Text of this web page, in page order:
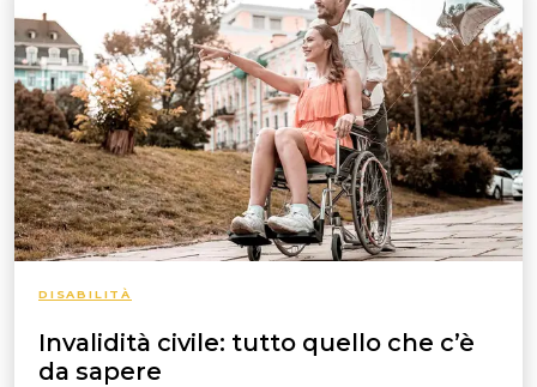
DISABILITÀ
Invalidità civile: tutto quello che c’è
da sapere